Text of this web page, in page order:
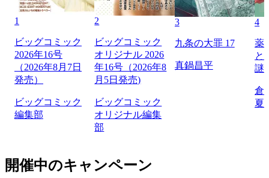
1
ビッグコミック
2026年16号
（2026年8月7日
発売）
ビッグコミック
編集部
2
ビッグコミック
オリジナル 2026
年16号（2026年8
月5日発売)
ビッグコミック
オリジナル編集
部
3
九条の大罪 17
真鍋昌平
4
薬
と
謎
倉
夏
開催中のキャンペーン